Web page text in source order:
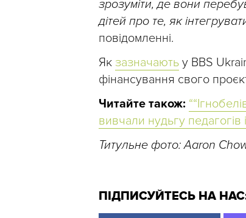
зрозуміти, де вони
дітей про те, як
повідомленні.
Як зазначають у BBS
фінансування свого
Читайте також:
вивчали нудьгу педагогів
Титульне фото: Aaron
ПІДПИСУЙТЕСЬ НА